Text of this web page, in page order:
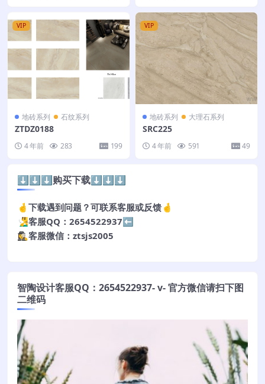
VIP
地砖系列 石纹系列
ZTDZ0188
4 年前 283 199
VIP
地砖系列 大理石系列
SRC225
4 年前 591 49
⬇️⬇️⬇️购买下载⬇️⬇️⬇️
🤞下载遇到问题？可联系客服或反馈🤞
🧏‍♂️客服QQ：2654522937⬅️
🕵️‍♀️客服微信：ztsjs2005
智陶设计客服QQ：2654522937- v- 官方微信请扫下图
二维码